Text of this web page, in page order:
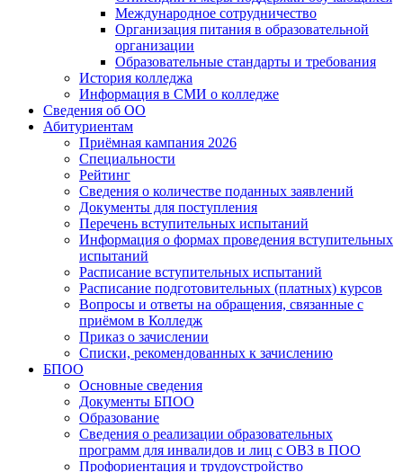
Международное сотрудничество
Организация питания в образовательной
организации
Образовательные стандарты и требования
История колледжа
Информация в СМИ о колледже
Сведения об ОО
Абитуриентам
Приёмная кампания 2026
Специальности
Рейтинг
Сведения о количестве поданных заявлений
Документы для поступления
Перечень вступительных испытаний
Информация о формах проведения вступительных
испытаний
Расписание вступительных испытаний
Расписание подготовительных (платных) курсов
Вопросы и ответы на обращения, связанные с
приёмом в Колледж
Приказ о зачислении
Списки, рекомендованных к зачислению
БПОО
Основные сведения
Документы БПОО
Образование
Сведения о реализации образовательных
программ для инвалидов и лиц с ОВЗ в ПОО
Профориентация и трудоустройство